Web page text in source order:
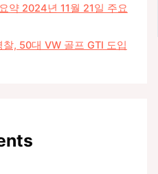
약 2024년 11월 21일 주요
, 50대 VW 골프 GTI 도입